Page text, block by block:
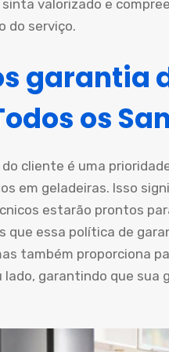
valorizado e
do serviço.
garantia
os
cliente é uma
em geladeiras. Isso
estarão prontos
que essa política de
também proporciona
lado, garantindo que